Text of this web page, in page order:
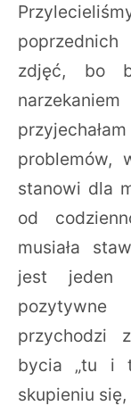
zdjęć, bo
problemów,
stanowi dla
od
musiała
jest jeden
przychodzi
bycia „tu i
skupieniu